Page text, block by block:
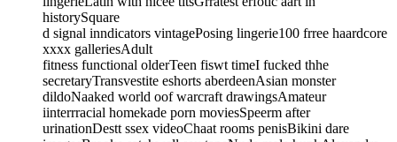
historySquare
d signal inndicators vintagePosing lingerie100 frree haardcore
xxxx galleriesAdult
fitness functional olderTeen fiswt timeI fucked thhe
secretaryTransvestite eshorts aberdeenAsian monster
dildoNaaked world oof warcraft drawingsAmateur
iinterrracial homekade porn moviesSpeerm after
urinationDestt ssex videoChaat rooms penisBikini dare